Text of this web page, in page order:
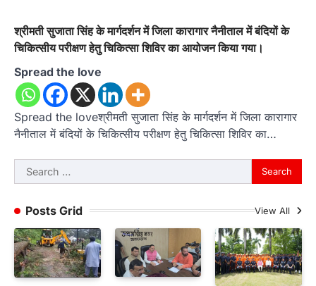
श्रीमती सुजाता सिंह के मार्गदर्शन में जिला कारागार नैनीताल में बंदियों के
चिकित्सीय परीक्षण हेतु चिकित्सा शिविर का आयोजन किया गया।
Spread the love
Spread the loveश्रीमती सुजाता सिंह के मार्गदर्शन में जिला कारागार
नैनीताल में बंदियों के चिकित्सीय परीक्षण हेतु चिकित्सा शिविर का…
Search
for:
Posts Grid
View All